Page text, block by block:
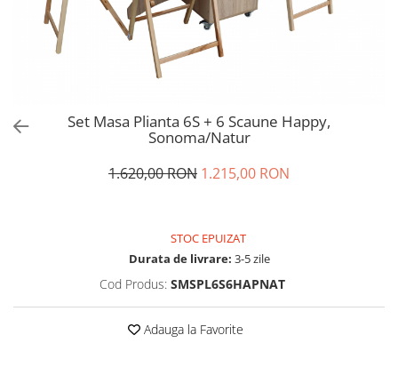
Set Masa Plianta 6S + 6 Scaune Happy,
Sonoma/Natur
1.620,00 RON 1.215,00 RON
STOC EPUIZAT
Durata de livrare: 3-5 zile
Cod Produs: SMSPL6S6HAPNAT
Adauga la Favorite